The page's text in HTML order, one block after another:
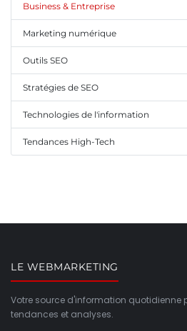
Business & Entreprise
Marketing numérique
Outils SEO
Stratégies de SEO
Technologies de l'information
Tendances High-Tech
LE WEBMARKETING
Votre source d'information quotidienne
tendances et analyses.